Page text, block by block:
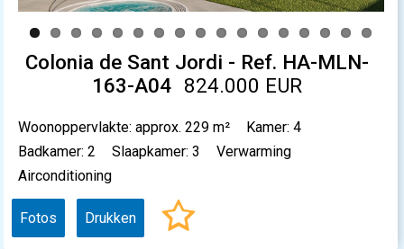
Colonia de Sant Jordi - Ref. HA-MLN-
163-A04 824.000 EUR
Woonoppervlakte: approx. 229 m²
Kamer: 4
Badkamer: 2
Slaapkamer: 3
Verwarming
Airconditioning
Fotos Drukken